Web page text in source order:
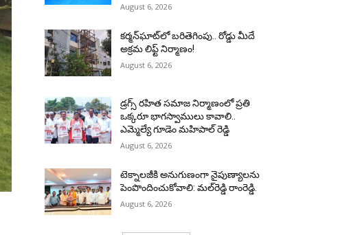
August 6, 2026
కర్మన్‌ఘాట్‌లో బరితెగింపు.. రోడ్డు మీదే
అక్రమ లిఫ్ట్ నిర్మాణం!
August 6, 2026
డ్రగ్స్ రహిత సమాజ నిర్మాణంలో ప్రతి
ఒక్కరూ భాగస్వాములు కావాలి..
ఎమ్మెల్యే గూడెం మహిపాల్ రెడ్డి
August 6, 2026
టెక్నాలజీకి అనుగుణంగా నైపుణ్యాలను
పెంపొందించుకోవాలి: మల్‌రెడ్డి రాంరెడ్డి.
August 6, 2026